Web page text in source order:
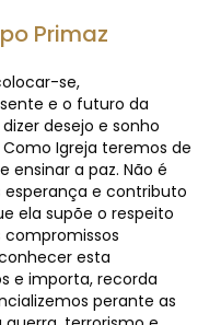
Primaz
se,
e o futuro da
desejo e sonho
Igreja teremos de
a paz. Não é
esperança e contributo
ela supõe o respeito
esta
e importa, recorda
perante as